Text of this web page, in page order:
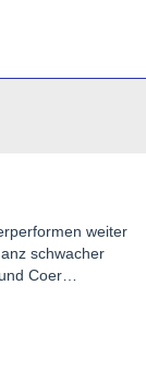
weiter
schwacher
Coer…